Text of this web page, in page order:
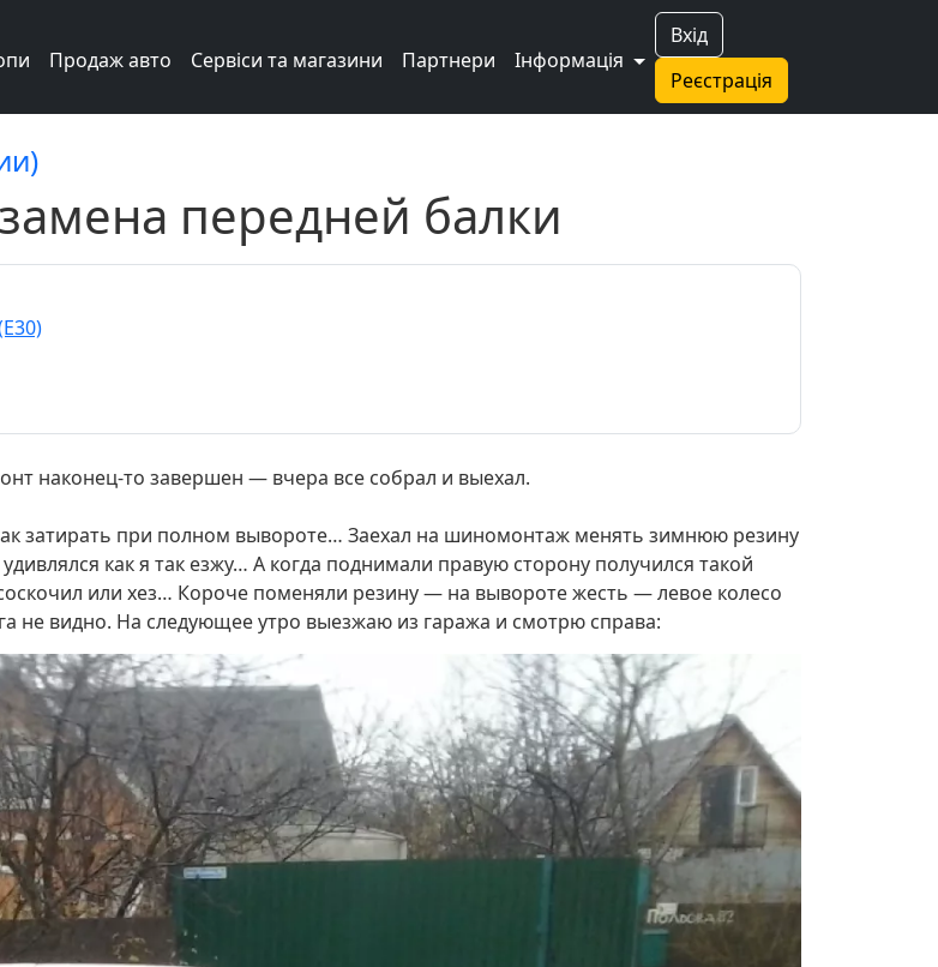
Вхід
Реєстрація
Продаж авто Сервіси та магазини Партнери Інформація
передней балки
наконец-то завершен — вчера все собрал и выехал.
затирать при полном вывороте… Заехал на шиномонтаж менять зимнюю резину
как я так езжу… А когда поднимали правую сторону получился такой
или хез… Короче поменяли резину — на вывороте жесть — левое колесо
не видно. На следующее утро выезжаю из гаража и смотрю справа: